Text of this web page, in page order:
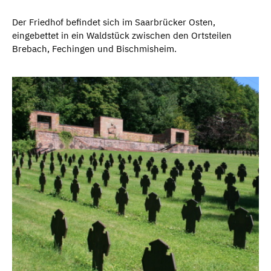
Der Friedhof befindet sich im Saarbrücker Osten,
eingebettet in ein Waldstück zwischen den Ortsteilen
Brebach, Fechingen und Bischmisheim.